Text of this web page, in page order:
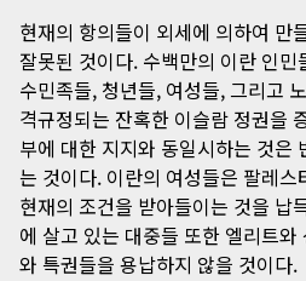
현재의 항의들이 외세에 의하여 만
잘못된 것이다. 수백만의 이란 인
수민족들, 청년들, 여성들, 그리고
격규정되는 잔혹한 이슬람 정권을
부에 대한 지지와 동일시하는 것은
는 것이다. 이란의 여성들은 팔레
현재의 조건을 받아들이는 것을 납
에 살고 있는 대중들 또한 엘리트
와 특권들을 용납하지 않을 것이다.